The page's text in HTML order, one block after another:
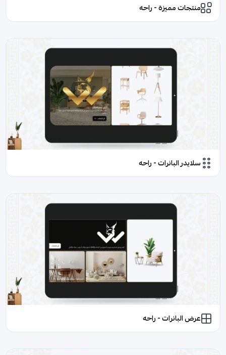
منتجات مميزة - راحه
سلايدر البانرات - راحه
عرض البانرات - راحه